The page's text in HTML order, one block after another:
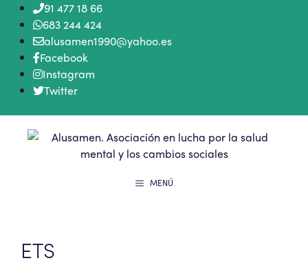
Saltar
contenido
91 477 18 66
683 244 424
alusamen1990@yahoo.es
Facebook
Instagram
Twitter
MENÚ
ETS